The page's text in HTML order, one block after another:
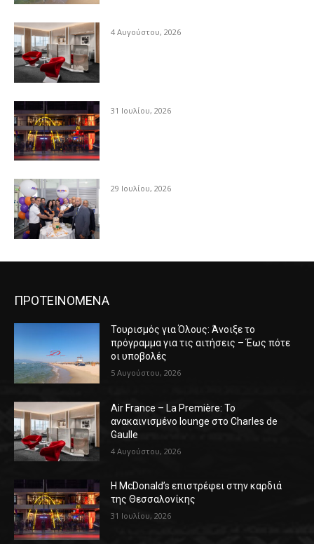
4 Αυγούστου, 2026
31 Ιουλίου, 2026
29 Ιουλίου, 2026
ΠΡΟΤΕΙΝΟΜΕΝΑ
Τουρισμός για Όλους: Άνοιξε το
πρόγραμμα για τις αιτήσεις – Έως πότε
οι υποβολές
5 Αυγούστου, 2026
Air France – La Première: Το
ανακαινισμένο lounge στο Charles de
Gaulle
4 Αυγούστου, 2026
Η McDonald’s επιστρέφει στην καρδιά
της Θεσσαλονίκης
31 Ιουλίου, 2026